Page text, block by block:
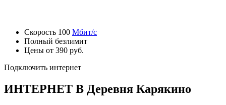
Скорость 100 Мбит/с
Полный безлимит
Цены от 390 руб.
Подключить интернет
ИНТЕРНЕТ В Деревня Карякино